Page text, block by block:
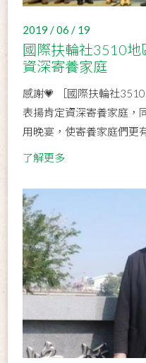
2019 / 06 / 19
國際扶輪社3510地
資深寄養家庭
感謝💗 ［國際扶輪社
表揚肯定資深寄養家庭，
用晚宴，使寄養家庭們更
了解更多